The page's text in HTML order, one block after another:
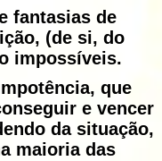
fantasias de
(de si, do
impossíveis.
que
e vencer
da situação,
maioria das